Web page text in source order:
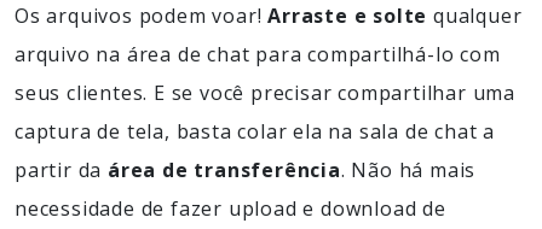
Os arquivos podem voar!Arraste e solte qualquer
arquivo na área de chat para compartilhá-lo com
seus clientes. E se você precisar compartilhar uma
captura de tela, basta colar ela na sala de chat a
partir da área de transferência. Não há mais
necessidade de fazer upload e download de